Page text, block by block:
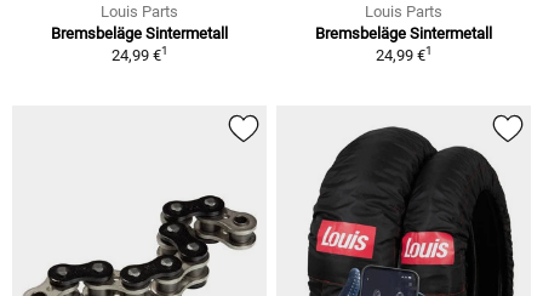
Louis Parts
Bremsbeläge Sintermetall
24,99 €1
Louis Parts
Bremsbeläge Sintermetall
24,99 €1